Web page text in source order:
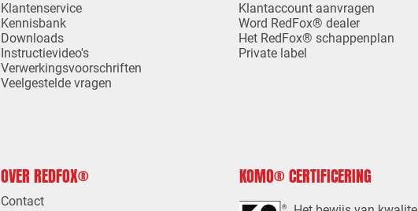
Klantenservice
Kennisbank
Downloads
Instructievideo's
Verwerkingsvoorschriften
Veelgestelde vragen
Klantaccount aanvragen
Word RedFox® dealer
Het RedFox® schappenplan
Private label
OVER REDFOX®
Contact
KOMO® CERTIFICERING